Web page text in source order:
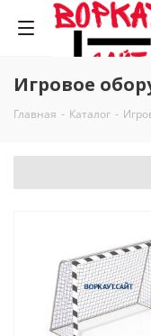
Игровое
Главная - Каталог -